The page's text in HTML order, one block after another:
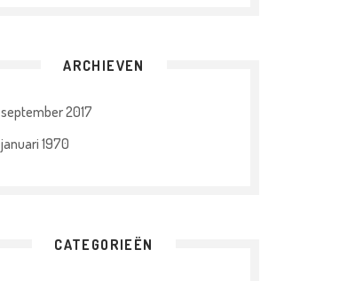
ARCHIEVEN
september 2017
januari 1970
CATEGORIEËN